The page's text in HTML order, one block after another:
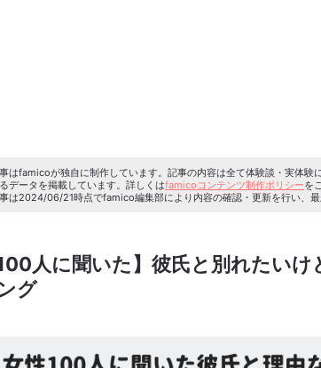
はfamicoが独自に制作しています。記事の内容は全て体験談・実体
データを掲載しています。詳しくはfamicoコンテンツ制作ポリシーを
は2024/06/21時点でfamico編集部により内容の確認・更新を行い、最
100人に聞いた】彼氏と別れたい
グ